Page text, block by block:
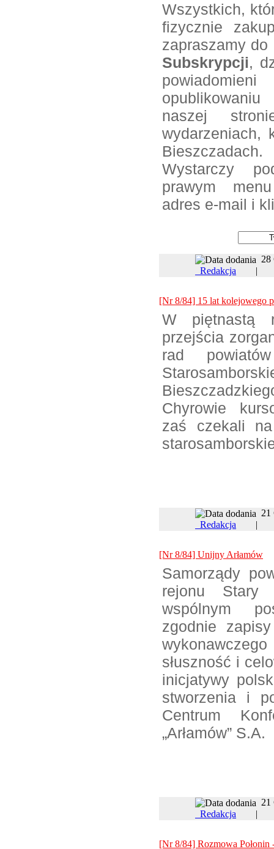
Wszystkich,
fizycznie
zapraszamy
Subskrypcji,
naszej
wydarzeniach,
Bieszczadach.
Wystarczy
prawym
adres e-mail i
Redakcja
[Nr 8/84] 15 lat kolejowego
W piętnastą
przejścia
rad
Chyrowie
zaś czekali
Redakcja
[Nr 8/84] Unijny Arłamów
Samorządy
rejonu Stary
wspólnym
zgodnie zapisy
słuszność i
inicjatywy
stworzenia i
Centrum
„Arłamów” S.A.
Redakcja
[Nr 8/84] Rozmowa Połonin